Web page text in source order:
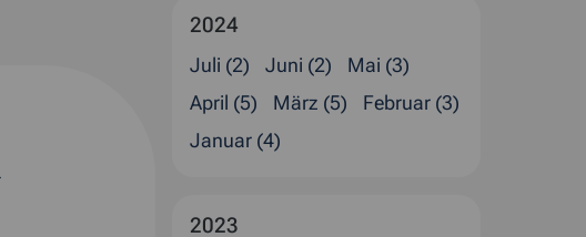
2024
Juli (2) Juni (2)
Mai (3)
April (5)
März (5)
Februar (3)
Januar (4)
2023